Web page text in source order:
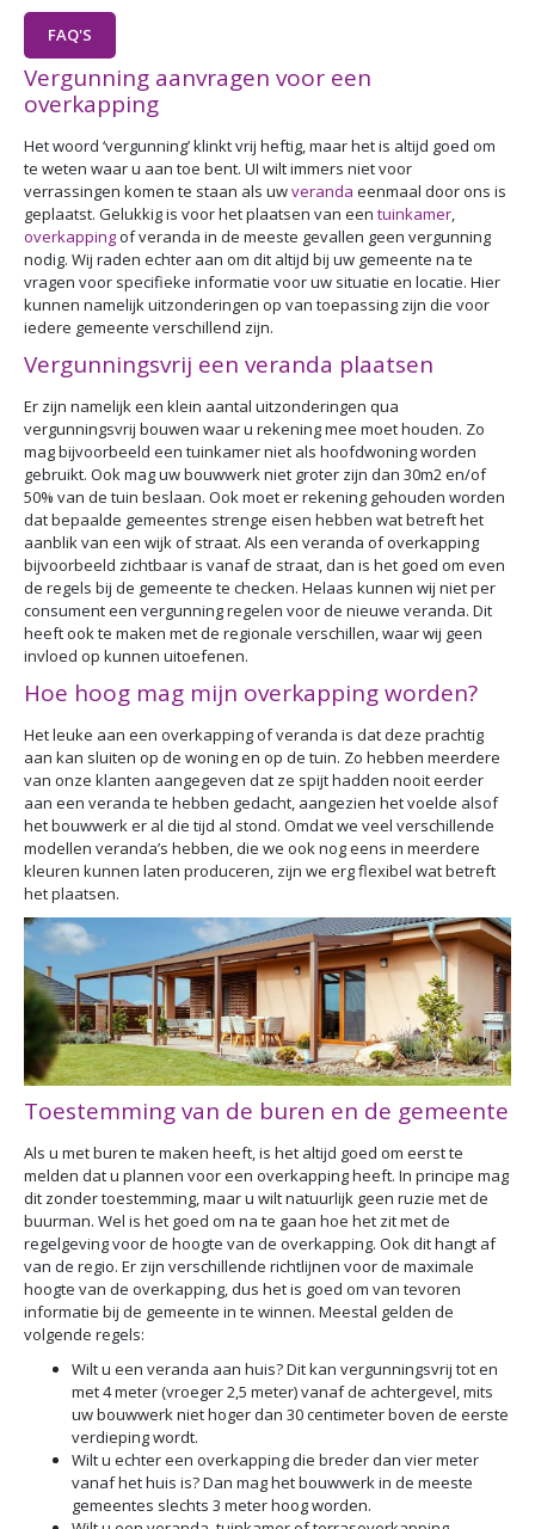
FAQ'S
Vergunning aanvragen voor een
overkapping
Het woord ‘vergunning’ klinkt vrij heftig, maar het is altijd goed om
te weten waar u aan toe bent. UI wilt immers niet voor
verrassingen komen te staan als uwveranda eenmaal door ons is
geplaatst. Gelukkig is voor het plaatsen van een tuinkamer,
overkappingof veranda in de meeste gevallen geen vergunning
nodig. Wij raden echter aan om dit altijd bij uw gemeente na te
vragen voor specifieke informatie voor uw situatie en locatie. Hier
kunnen namelijk uitzonderingen op van toepassing zijn die voor
iedere gemeente verschillend zijn.
Vergunningsvrij een veranda plaatsen
Er zijn namelijk een klein aantal uitzonderingen qua
vergunningsvrij bouwen waar u rekening mee moet houden. Zo
mag bijvoorbeeld een tuinkamer niet als hoofdwoning worden
gebruikt. Ook mag uw bouwwerk niet groter zijn dan 30m2 en/of
50% van de tuin beslaan. Ook moet er rekening gehouden worden
dat bepaalde gemeentes strenge eisen hebben wat betreft het
aanblik van een wijk of straat. Als een veranda of overkapping
bijvoorbeeld zichtbaar is vanaf de straat, dan is het goed om even
de regels bij de gemeente te checken. Helaas kunnen wij niet per
consument een vergunning regelen voor de nieuwe veranda. Dit
heeft ook te maken met de regionale verschillen, waar wij geen
invloed op kunnen uitoefenen.
Hoe hoog mag mijn overkapping worden?
Het leuke aan een overkapping of veranda is dat deze prachtig
aan kan sluiten op de woning en op de tuin. Zo hebben meerdere
van onze klanten aangegeven dat ze spijt hadden nooit eerder
aan een veranda te hebben gedacht, aangezien het voelde alsof
het bouwwerk er al die tijd al stond. Omdat we veel verschillende
modellen veranda’s hebben, die we ook nog eens in meerdere
kleuren kunnen laten produceren, zijn we erg flexibel wat betreft
het plaatsen.
Toestemming van de buren en de gemeente
Als u met buren te maken heeft, is het altijd goed om eerst te
melden dat u plannen voor een overkapping heeft. In principe mag
dit zonder toestemming, maar u wilt natuurlijk geen ruzie met de
buurman. Wel is het goed om na te gaan hoe het zit met de
regelgeving voor de hoogte van de overkapping. Ook dit hangt af
van de regio. Er zijn verschillende richtlijnen voor de maximale
hoogte van de overkapping, dus het is goed om van tevoren
informatie bij de gemeente in te winnen. Meestal gelden de
volgende regels:
Wilt u een veranda aan huis? Dit kan vergunningsvrij tot en
met 4 meter (vroeger 2,5 meter) vanaf de achtergevel, mits
uw bouwwerk niet hoger dan 30 centimeter boven de eerste
verdieping wordt.
Wilt u echter een overkapping die breder dan vier meter
vanaf het huis is? Dan mag het bouwwerk in de meeste
gemeentes slechts 3 meter hoog worden.